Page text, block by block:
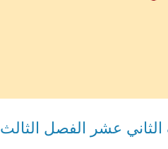
الثاني عشر الفصل الثالث